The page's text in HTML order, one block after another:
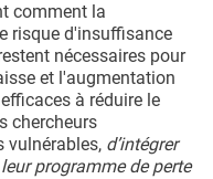
comment la
risque d'insuffisance
nécessaires pour
et l'augmentation
à réduire le
chercheurs
vulnérables, d’intégrer
programme de perte